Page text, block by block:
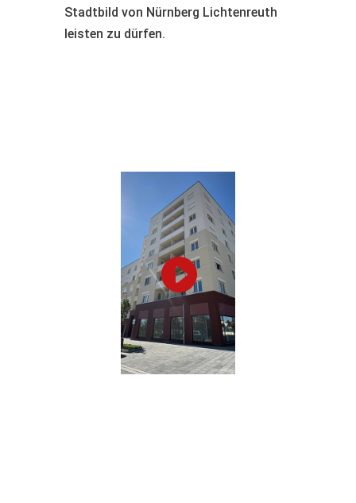
Stadtbild von Nürnberg Lichtenreuth
leisten zu dürfen.